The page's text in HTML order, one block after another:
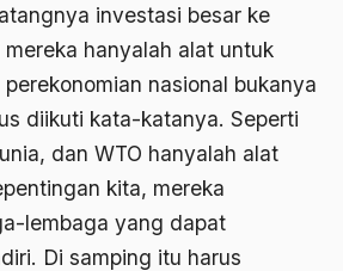
investasi besar ke
hanyalah alat untuk
nasional bukanya
diikuti kata-katanya. Seperti
dan WTO hanyalah alat
kita, mereka
lembaga yang dapat
Di samping itu harus